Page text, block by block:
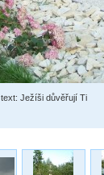
text: Ježíši důvěřují Ti